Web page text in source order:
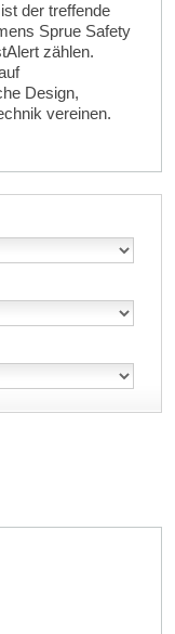
der treffende
Sprue Safety
zählen.
Design,
vereinen.